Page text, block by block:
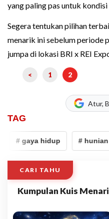
yang paling pas untuk kondisi
Segera tentukan pilihan
menarik ini sebelum periode
jumpa di lokasi BRI x REI
< 1 2
Atur,
TAG
# gaya hidup # hunian
CARI TAHU
Kumpulan Kuis